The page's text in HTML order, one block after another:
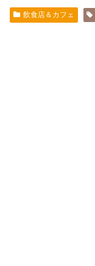
飲食店＆カフェ